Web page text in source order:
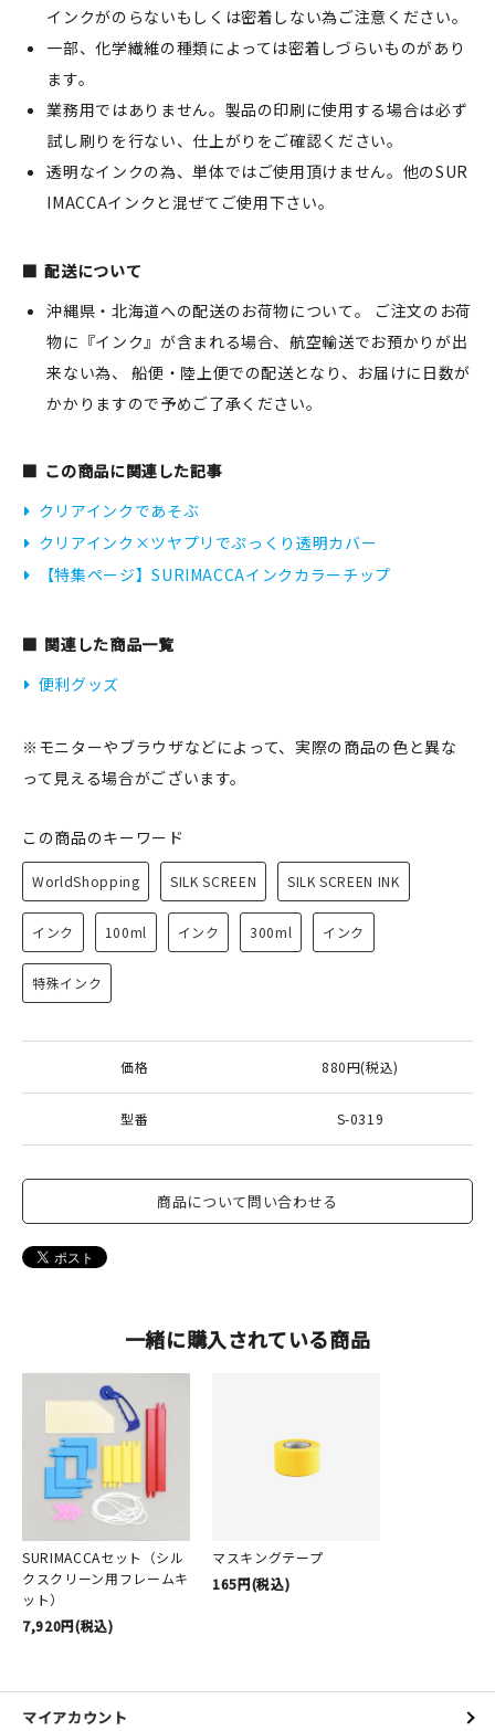
インクがのらないもしくは密着しない為ご注意ください。
一部、化学繊維の種類によっては密着しづらいものがあり
ます。
業務用ではありません。製品の印刷に使用する場合は必ず
試し刷りを行ない、仕上がりをご確認ください。
透明なインクの為、単体ではご使用頂けません。他のSUR
IMACCAインクと混ぜてご使用下さい。
配送について
沖縄県・北海道への配送のお荷物について。 ご注文のお荷
物に『インク』が含まれる場合、航空輸送でお預かりが出
来ない為、 船便・陸上便での配送となり、お届けに日数が
かかりますので予めご了承ください。
この商品に関連した記事
クリアインクであそぶ
クリアインク×ツヤプリでぷっくり透明カバー
【特集ページ】SURIMACCAインクカラーチップ
関連した商品一覧
便利グッズ
※モニターやブラウザなどによって、実際の商品の色と異な
って見える場合がございます。
この商品のキーワード
WorldShopping SILK SCREEN SILK SCREEN INK
インク 100ml インク 300ml インク
特殊インク
価格 880円(税込)
型番 S-0319
商品について問い合わせる
一緒に購入されている商品
SURIMACCAセット（シル
クスクリーン用フレームキ
ット）
7,920円(税込)
マスキングテープ
165円(税込)
マイアカウント